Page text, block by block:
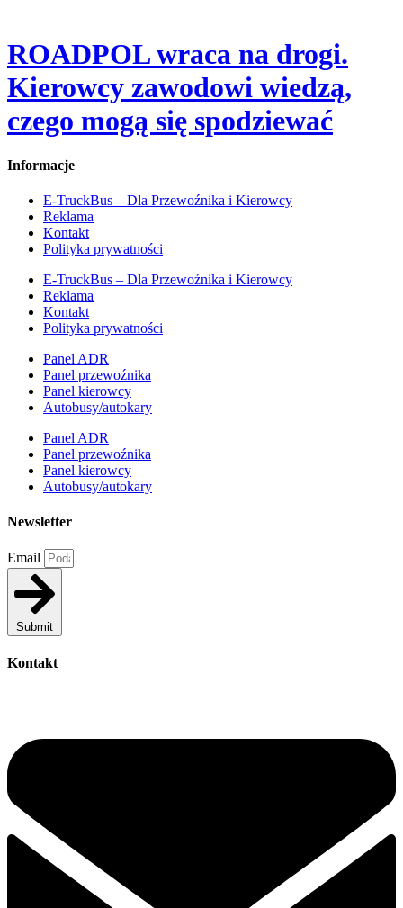
ROADPOL wraca na drogi.
Kierowcy zawodowi wiedzą,
czego mogą się spodziewać
Informacje
E-TruckBus – Dla Przewoźnika i Kierowcy
Reklama
Kontakt
Polityka prywatności
E-TruckBus – Dla Przewoźnika i Kierowcy
Reklama
Kontakt
Polityka prywatności
Panel ADR
Panel przewoźnika
Panel kierowcy
Autobusy/autokary
Panel ADR
Panel przewoźnika
Panel kierowcy
Autobusy/autokary
Newsletter
Email
Submit
Kontakt